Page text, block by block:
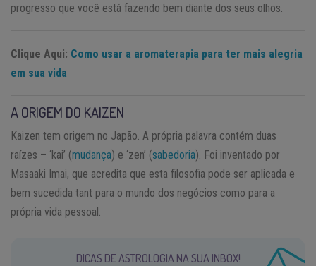
progresso que você está fazendo bem diante dos seus olhos.
Clique Aqui: Como usar a aromaterapia para ter mais alegria
em sua vida
A ORIGEM DO KAIZEN
Kaizen tem origem no Japão. A própria palavra contém duas
raízes – ‘kai’ (mudança) e ‘zen’ (sabedoria). Foi inventado por
Masaaki Imai, que acredita que esta filosofia pode ser aplicada e
bem sucedida tant para o mundo dos negócios como para a
própria vida pessoal.
DICAS DE ASTROLOGIA NA SUA INBOX!